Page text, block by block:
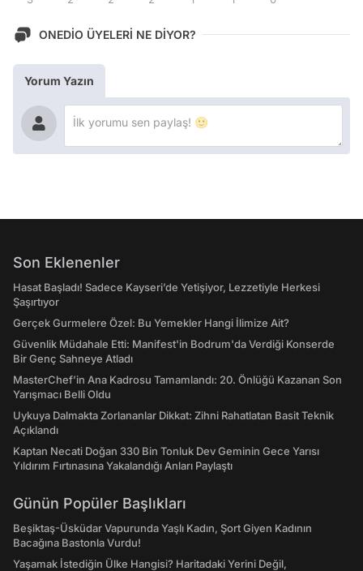
ONEDİO ÜYELERİ NE DİYOR?
Yorum Yazın
Son Eklenenler
Hasat Başladı! Sadece Kayseri’de Yetişiyor, Lezzetiyle Herkesi
Şaşırtıyor
Gerçek Gurmelere Özel: Bu Yemekler Hangi İlimize Ait?
Güvenlik Müdahale Etti: Manifest'in Bodrum'da Verdiği Konserde
Bir Genç Sahneye Atladı
MasterChef’in Ana Kadrosu Tamamlandı: 20. Önlüğü Kazanan Son
Yarışmacı Belli Oldu
Uykuya Dalmakta Zorlananlar Dikkat: Zihni Rahatlatan Basit Teknik
Açıklandı
Kaptan Necati Doğan 330 Bin Tonluk Dev Geminin Gece Yarısı
Yıldırım Fırtınasına Yakalandığı Anları Paylaştı
Günün Popüler Başlıkları
Beşiktaş-Üsküdar Vapurunda Yaşlı Kadın, Şort Giyen Kadının
Bacağına Bastonla Vurdu!
Yaşamak İstediğin Ülke Hangisi? Haritadaki Yerini Değil,